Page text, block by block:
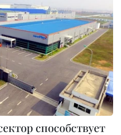
способствует